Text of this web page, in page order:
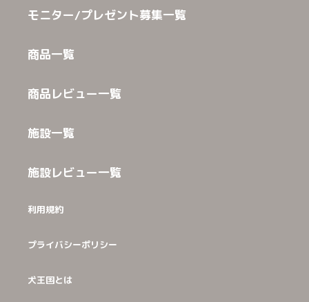
モニター/プレゼント募集一覧
商品一覧
商品レビュー一覧
施設一覧
施設レビュー一覧
利用規約
プライバシーポリシー
犬王国とは